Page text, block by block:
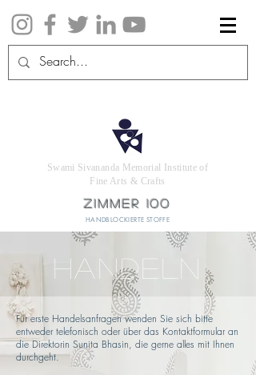
Swami Sivananda Memorial Institute of
Fine Arts & Crafts
ZIMMER 100
HANDBLOCKIERTE STOFFE
HANDELN
Für erste Handelsanfragen wenden Sie sich bitte
entweder telefonisch oder über das Kontaktformular an
die Direktorin Sunita Bhasin, die gerne alles mit Ihnen
durchgeht.